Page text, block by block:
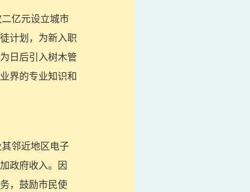
亿元设立城市
计划，为新入职
日后引入树木管
界的专业知识和
邻近地区电子
政府收入。因
，鼓励市民使